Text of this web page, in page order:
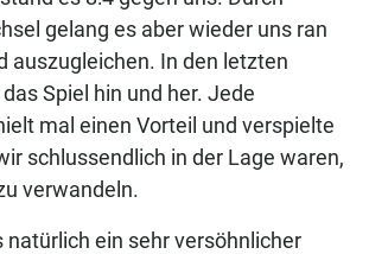
gelang es aber wieder uns ran
auszugleichen. In den letzten
Spiel hin und her. Jede
mal einen Vorteil und verspielte
schlussendlich in der Lage waren,
verwandeln.
natürlich ein sehr versöhnlicher